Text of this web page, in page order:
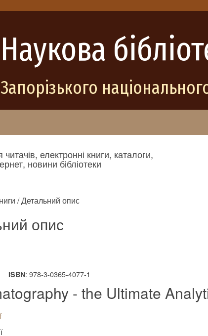
Наукова
Запорізького
електронні книги, каталоги,
новини бібліотеки
/ Детальний опис
опис
ISBN: 978-3-0365-4077-1
- the Ultimate